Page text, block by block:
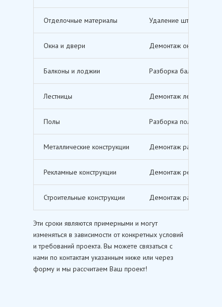
Отделочные материалы Удаление штукатурки,
Окна и двери Демонтаж оконных и
Балконы и лоджии Разборка балконов и
Лестницы Демонтаж лестничных
Полы Разборка полов,
Металлические конструкции Демонтаж различных
Рекламные конструкции Демонтаж рекламных
Строительные конструкции Демонтаж различных
Эти сроки являются примерными и могут
изменяться в зависимости от конкретных условий
и требований проекта. Вы можете связаться с
нами по контактам указанным ниже или через
форму и мы рассчитаем Ваш проект!